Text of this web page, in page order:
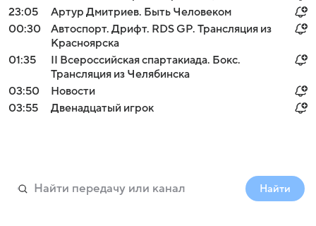
23:05
Артур Дмитриев. Быть Человеком
00:30
Автоспорт. Дрифт. RDS GP. Трансляция из
Красноярска
01:35
II Всероссийская спартакиада. Бокс.
Трансляция из Челябинска
03:50
Новости
03:55
Двенадцатый игрок
Найти